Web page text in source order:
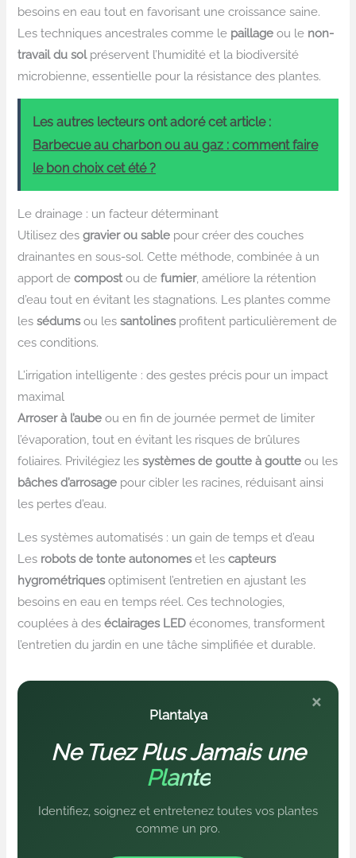
besoins en eau tout en favorisant une croissance saine.
Les techniques ancestrales comme le paillage ou le non-
travail du solpréservent l’humidité et la biodiversité
microbienne, essentielle pour la résistance des plantes.
Les autres lecteurs ont adoré cet article :
Barbecue au charbon ou au gaz : comment faire
le bon choix cet été ?
Le drainage : un facteur déterminant
Utilisez desgravier ou sable pour créer des couches
drainantes en sous-sol. Cette méthode, combinée à un
apport decompostou defumier, améliore la rétention
d’eau tout en évitant les stagnations. Les plantes comme
lessédumsou lessantolinesprofitent particulièrement de
ces conditions.
L’irrigation intelligente : des gestes précis pour un impact
maximal
Arroser à l’aube ou en fin de journée permet de limiter
l’évaporation, tout en évitant les risques de brûlures
foliaires. Privilégiez lessystèmes de goutte à goutte ou les
bâches d’arrosage pour cibler les racines, réduisant ainsi
les pertes d’eau.
Les systèmes automatisés : un gain de temps et d’eau
Les robots de tonte autonomeset lescapteurs
hygrométriquesoptimisent l’entretien en ajustant les
besoins en eau en temps réel. Ces technologies,
couplées à deséclairages LED économes, transforment
l’entretien du jardin en une tâche simplifiée et durable.
×
Plantalya
Ne Tuez Plus Jamais une
Plante
Identifiez, soignez et entretenez toutes vos plantes
comme un pro.